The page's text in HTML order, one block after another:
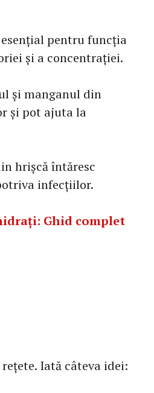
pentru funcția
și a concentrației.
și manganul din
și pot ajuta la
hrișcă întăresc
infecțiilor.
Ghid complet
Iată câteva idei: